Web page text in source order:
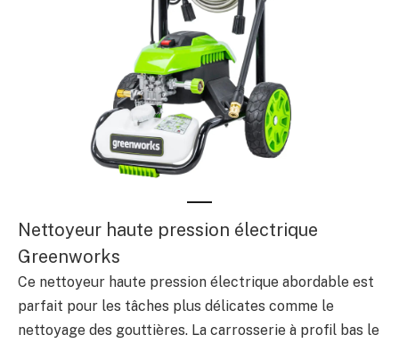
Nettoyeur haute pression électrique
Greenworks
Ce nettoyeur haute pression électrique abordable est
parfait pour les tâches plus délicates comme le
nettoyage des gouttières. La carrosserie à profil bas le